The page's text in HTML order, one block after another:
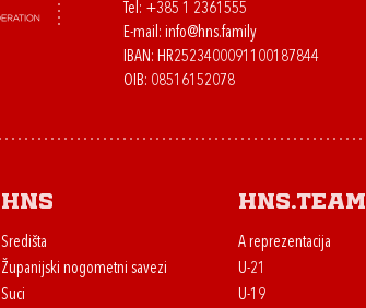
Tel: +385 1 2361555
E-mail: info@hns.family
IBAN: HR2523400091100187844
OIB: 08516152078
HNS
Središta
Županijski nogometni savezi
Suci
HNS.team
A reprezentacija
U-21
U-19